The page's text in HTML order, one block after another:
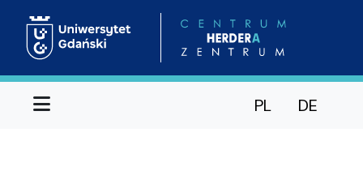
Menu PL DE